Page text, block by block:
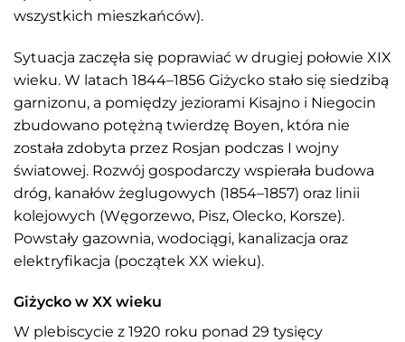
wszystkich mieszkańców).
Sytuacja zaczęła się poprawiać w drugiej połowie XIX
wieku. W latach 1844–1856 Giżycko stało się siedzibą
garnizonu, a pomiędzy jeziorami Kisajno i Niegocin
zbudowano potężną twierdzę Boyen, która nie
została zdobyta przez Rosjan podczas I wojny
światowej. Rozwój gospodarczy wspierała budowa
dróg, kanałów żeglugowych (1854–1857) oraz linii
kolejowych (Węgorzewo, Pisz, Olecko, Korsze).
Powstały gazownia, wodociągi, kanalizacja oraz
elektryfikacja (początek XX wieku).
Giżycko w XX wieku
W plebiscycie z 1920 roku ponad 29 tysięcy